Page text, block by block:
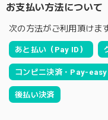
お支払い方法について
次の方法がご利用頂けま
あと払い（Pay ID）
コンビニ決済・Pay-easy
後払い決済